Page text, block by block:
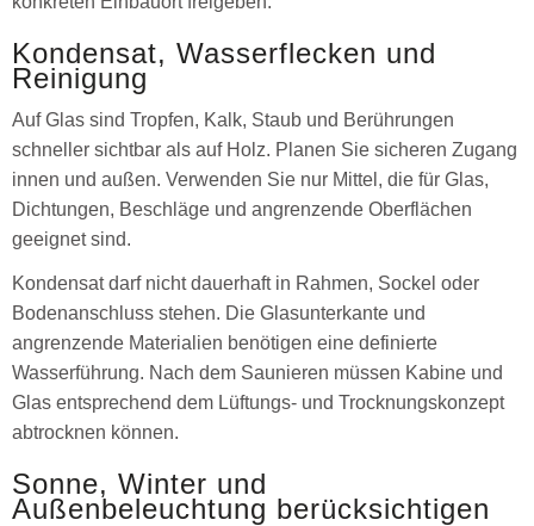
Kondensat, Wasserflecken und
Reinigung
Auf Glas sind Tropfen, Kalk, Staub und Berührungen
schneller sichtbar als auf Holz. Planen Sie sicheren Zugang
innen und außen. Verwenden Sie nur Mittel, die für Glas,
Dichtungen, Beschläge und angrenzende Oberflächen
geeignet sind.
Kondensat darf nicht dauerhaft in Rahmen, Sockel oder
Bodenanschluss stehen. Die Glasunterkante und
angrenzende Materialien benötigen eine definierte
Wasserführung. Nach dem Saunieren müssen Kabine und
Glas entsprechend dem Lüftungs- und Trocknungskonzept
abtrocknen können.
Sonne, Winter und
Außenbeleuchtung berücksichtigen